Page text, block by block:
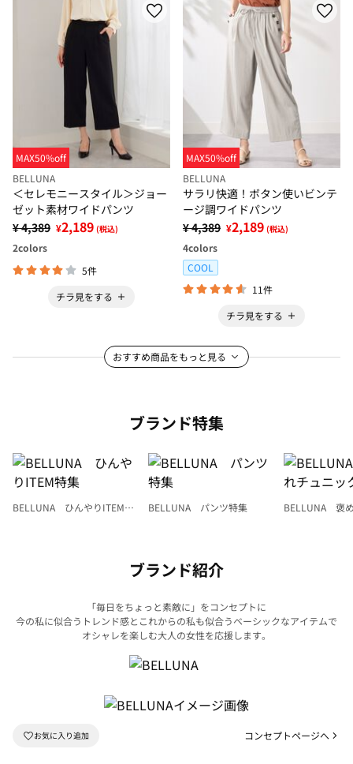
MAX50%off
BELLUNA
＜セレモニースタイル＞ジョー
ゼット素材ワイドパンツ
¥ 4,389 ¥2,189 (税込)
2colors
5件
チラ見をする
MAX50%off
BELLUNA
サラリ快適！ボタン使いビンテ
ージ調ワイドパンツ
¥ 4,389 ¥2,189 (税込)
4colors
COOL
11件
チラ見をする
おすすめ商品をもっと見る
ブランド特集
BELLUNA ひんやりITEM特
BELLUNA パンツ特集
BELLUNA 褒
ブランド紹介
「毎日をちょっと素敵に」をコンセプトに
今の私に似合うトレンド感とこれからの私も似合うベーシックなアイテムで
オシャレを楽しむ大人の女性を応援します。
コンセプトページへ